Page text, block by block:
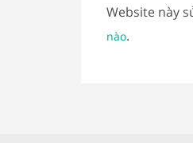
Website này
nào.